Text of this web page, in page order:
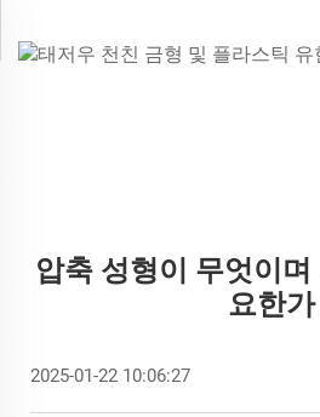
압축 성형이 무엇이
요한가
2025-01-22 10:06:27